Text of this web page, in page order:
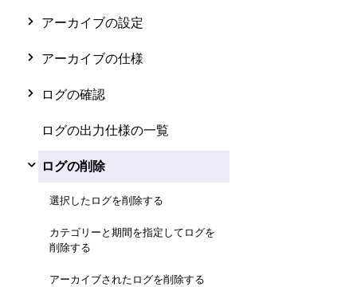
アーカイブの設定
アーカイブの仕様
ログの確認
ログの出力仕様の一覧
ログの削除
選択したログを削除する
カテゴリーと期間を指定してログを
削除する
アーカイブされたログを削除する